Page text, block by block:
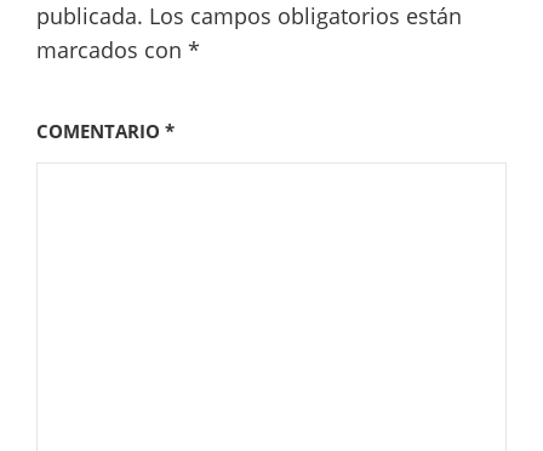
publicada. Los campos obligatorios están
marcados con *
COMENTARIO *